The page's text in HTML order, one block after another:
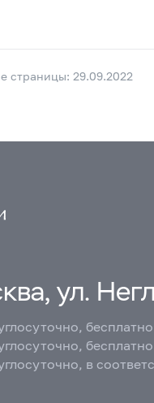
страницы: 29.09.2022
ул.
в